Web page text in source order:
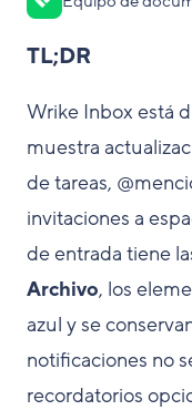
TL;DR
Wrike Inbox está
muestra
de tareas,
invitaciones a
de entrada tiene
Archivo, los
azul y se
notificaciones no
recordatorios